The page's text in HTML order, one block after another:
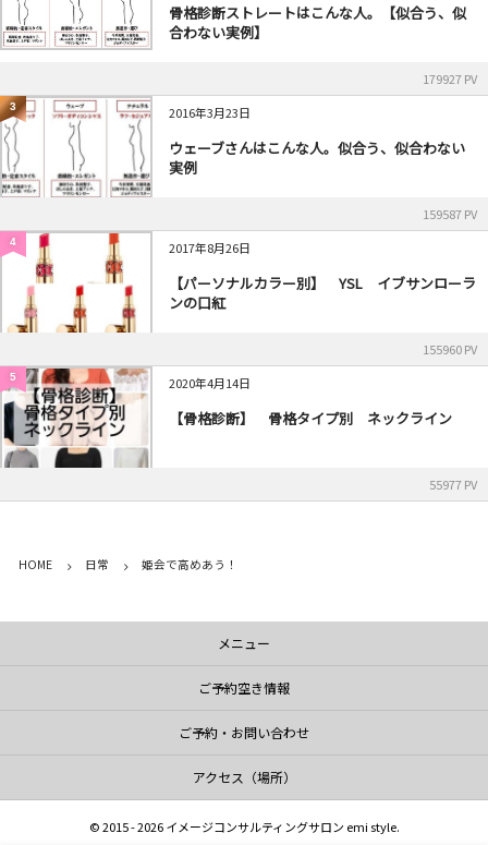
骨格診断ストレートはこんな人。【似合う、似
合わない実例】
179927 PV
3 2016年3月23日
ウェーブさんはこんな人。似合う、似合わない
実例
159587 PV
4 2017年8月26日
【パーソナルカラー別】 YSL イブサンローラ
ンの口紅
155960 PV
5 2020年4月14日
【骨格診断】 骨格タイプ別 ネックライン
55977 PV
HOME 日常 姫会で高めあう！
メニュー
ご予約空き情報
ご予約・お問い合わせ
アクセス（場所）
©2015 - 2026 イメージコンサルティングサロン emi style.